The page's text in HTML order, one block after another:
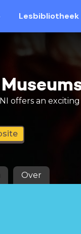
Lesbibliotheek
offers an
Over